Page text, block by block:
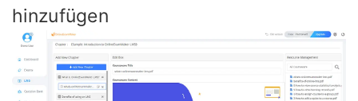
hinzufügen